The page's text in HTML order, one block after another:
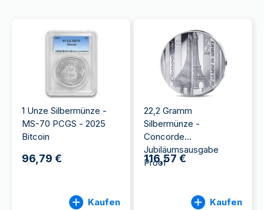
1 Unze Silbermünze -
MS-70 PCGS - 2025
Bitcoin
96,79 €
Kaufen
22,2 Gramm
Silbermünze -
Concorde
Jubiläumsausgabe
Proof
116,57 €
Kaufen